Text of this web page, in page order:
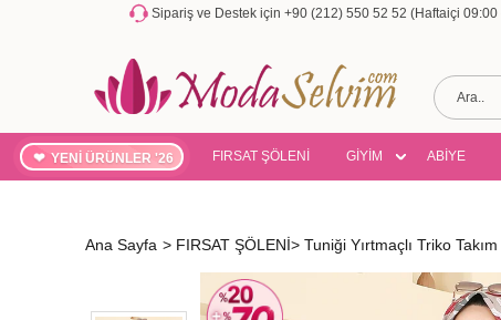
Sipariş ve Destek için +90 (212) 550 52 52 (Haftaiçi
YENİ ÜRÜNLER '26 FIRSAT ŞÖLENİ GİYİM ABİYE
Ana Sayfa > FIRSAT ŞÖLENİ> Tuniği Yırtmaçlı Triko